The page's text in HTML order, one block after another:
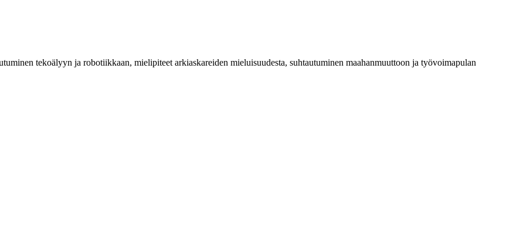
tekoälyyn ja robotiikkaan, mielipiteet arkiaskareiden mieluisuudesta, suhtautuminen maahanmuuttoon ja työvoimapulan